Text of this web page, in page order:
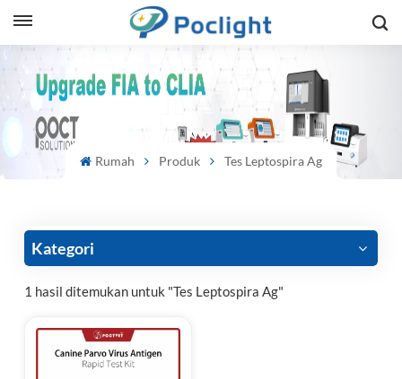
Rumah Produk Tes Leptospira Ag
Kategori
1 hasil ditemukan untuk "Tes Leptospira Ag"